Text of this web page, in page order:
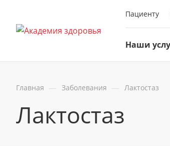
Пациенту
Наши
Главная — Заболевания — Лактостаз
Лактостаз